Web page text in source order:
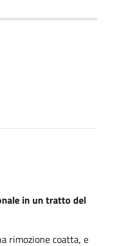
in un tratto del
rimozione coatta, e